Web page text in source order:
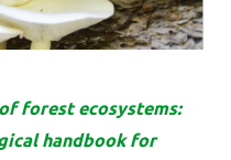
forest ecosystems:
handbook for